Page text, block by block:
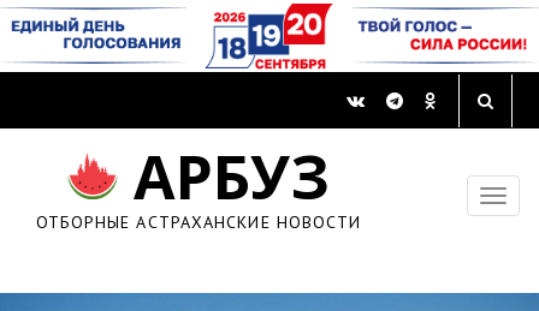
АРБУЗ
ОТБОРНЫЕ АСТРАХАНСКИЕ НОВОСТИ
общероссийской
18 марта 2016, 09:23